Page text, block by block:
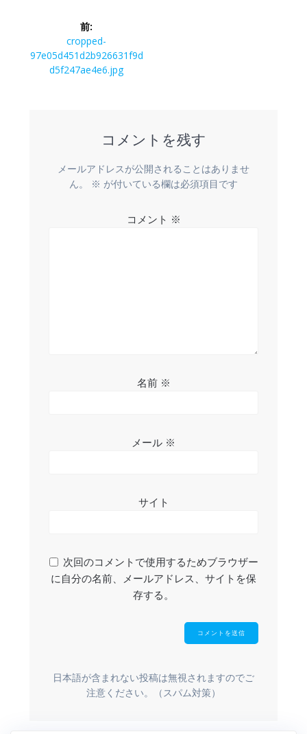
前:
cropped-
97e05d451d2b926631f9d
d5f247ae4e6.jpg
コメントを残す
メールアドレスが公開されることはありませ
ん。
※ が付いている欄は必須項目です
コメント ※
名前 ※
メール ※
サイト
次回のコメントで使用するためブラウザー
に自分の名前、メールアドレス、サイトを保
存する。
日本語が含まれない投稿は無視されますのでご
注意ください。（スパム対策）